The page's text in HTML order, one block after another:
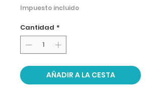
Impuesto incluido
Cantidad *
AÑADIR A LA CESTA